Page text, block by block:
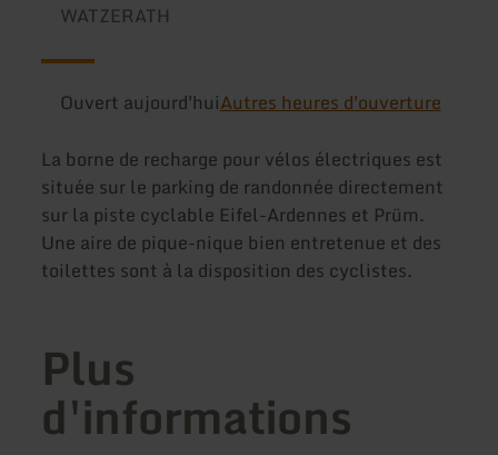
WATZERATH
Ouvert aujourd'huiAutres heures d'ouverture
La borne de recharge pour vélos électriques est
située sur le parking de randonnée directement
sur la piste cyclable Eifel-Ardennes et Prüm.
Une aire de pique-nique bien entretenue et des
toilettes sont à la disposition des cyclistes.
Plus
d'informations